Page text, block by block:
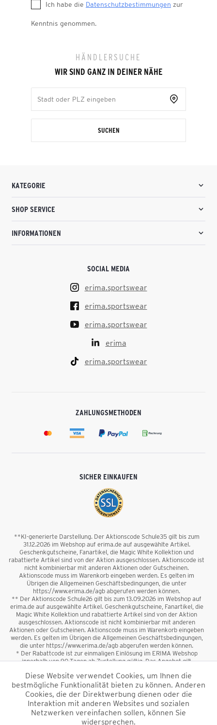
Ich habe die Datenschutzbestimmungen zur
Kenntnis genommen.
HÄNDLERSUCHE
WIR SIND GANZ IN DEINER NÄHE
SUCHEN
KATEGORIE
SHOP SERVICE
INFORMATIONEN
SOCIAL MEDIA
erima.sportswear
erima.sportswear
erima.sportswear
erima
erima.sportswear
ZAHLUNGSMETHODEN
SICHER EINKAUFEN
**KI-generierte Darstellung. Der Aktionscode Schule35 gilt bis zum
31.12.2026 im Webshop auf erima.de auf ausgewählte Artikel.
Geschenkgutscheine, Fanartikel, die Magic White Kollektion und
rabattierte Artikel sind von der Aktion ausgeschlossen. Aktionscode ist
nicht kombinierbar mit anderen Aktionen oder Gutscheinen.
Aktionscode muss im Warenkorb eingeben werden. Es gelten im
Übrigen die Allgemeinen Geschäftsbedingungen, die unter
https://www.erima.de/agb abgerufen werden können.
** Der Aktionscode Schule26 gilt bis zum 13.09.2026 im Webshop auf
erima.de auf ausgewählte Artikel. Geschenkgutscheine, Fanartikel, die
Magic White Kollektion und rabattierte Artikel sind von der Aktion
ausgeschlossen. Aktionscode ist nicht kombinierbar mit anderen
Aktionen oder Gutscheinen. Aktionscode muss im Warenkorb eingeben
werden. Es gelten im Übrigen die Allgemeinen Geschäftsbedingungen,
die unter https://www.erima.de/agb abgerufen werden können.
* Der Rabattcode ist zur einmaligen Einlösung im ERIMA Webshop
innerhalb von 90 Tagen ab Zustellung gültig. Das Angebot gilt
sowie Geschenkgutscheine sind vom Rabatt ausgeschlossen. Der
Rabattcode ist nicht mit anderen Aktionen oder Gutscheinen
kombinierbar. Der Mindestbestellwert beträgt 50 €
*Alle Preise verstehen sich inkl. Mehrwertsteuer und zzgl.
und ggf. Nachnahmegebühren, wenn nicht anders
Diese Website verwendet Cookies, um Ihnen die
bestmögliche Funktionalität bieten zu können. Anderen
Cookies, die der Direktwerbung dienen oder die
Interaktion mit anderen Websites und sozialen
Netzwerken vereinfachen sollen, können Sie
widersprechen.